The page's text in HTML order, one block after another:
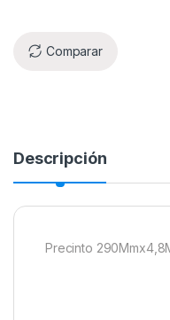
Comparar
Descripción
Precinto